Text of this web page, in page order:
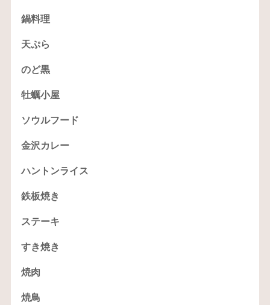
鍋料理
天ぷら
のど黒
牡蠣小屋
ソウルフード
金沢カレー
ハントンライス
鉄板焼き
ステーキ
すき焼き
焼肉
焼鳥